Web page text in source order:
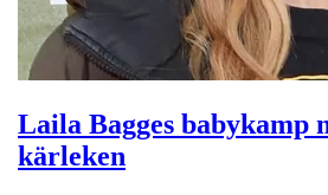
Laila Bagges babykamp
kärleken